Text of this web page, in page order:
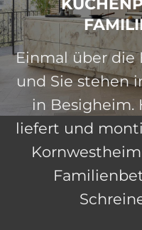
Einmal über die
und Sie stehen
in Besigheim.
liefert und